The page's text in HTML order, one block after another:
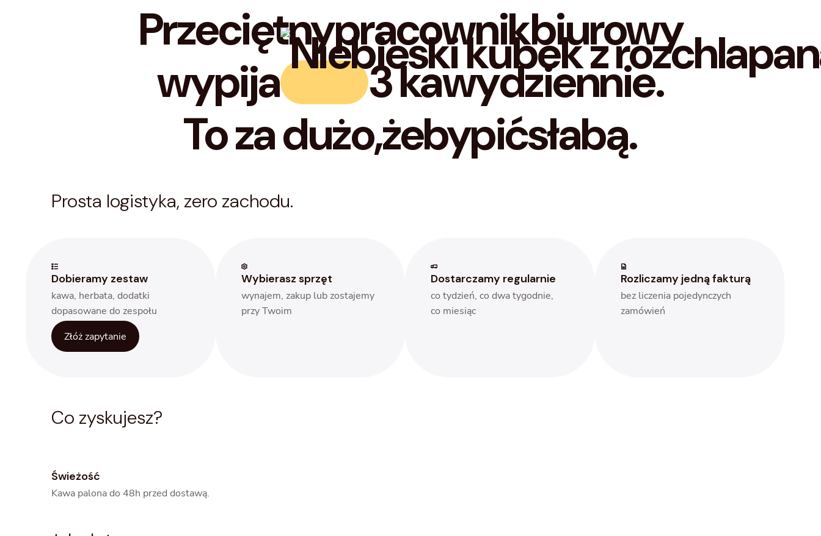
Przeciętnypracownikbiurowy
wypija
3 kawydziennie.
To za dużo,żebypićsłabą.
Prosta logistyka, zero zachodu.
Dobieramy zestaw
kawa, herbata, dodatki
dopasowane do zespołu
Złóż zapytanie
Wybierasz sprzęt
wynajem, zakup lub zostajemy
przy Twoim
Dostarczamy regularnie
co tydzień, co dwa tygodnie,
co miesiąc
Rozliczamy jedną fakturą
bez liczenia pojedynczych
zamówień
Co zyskujesz?
Świeżość
Kawa palona do 48h przed dostawą.